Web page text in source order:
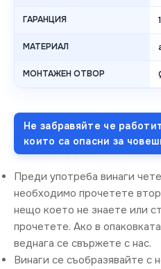
ГАРАНЦИЯ
МАТЕРИАЛ
МОНТАЖЕН ОТВОР
Не забравяйте че
които са опасни за
Преди употреба винаги
необходимо прочетете
нещо което не знаете или
прочетете. Ако в
веднага се свържете с нас.
Винаги се съобразявайте с